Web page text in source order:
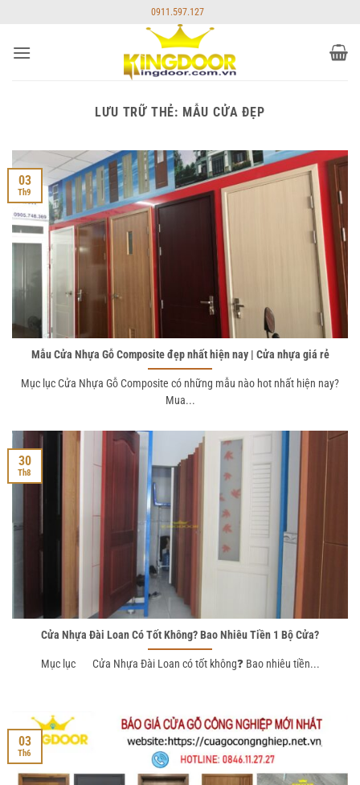
nội
0911.597.127
LƯU TRỮ THẺ: MẪU CỬA ĐẸP
Mẫu Cửa Nhựa Gỗ Composite đẹp nhất hiện nay | Cửa nhựa giá rẻ
Mục lục Cửa Nhựa Gỗ Composite có những mẫu nào hot nhất hiện nay?
Mua...
03
Th9
Cửa Nhựa Đài Loan Có Tốt Không? Bao Nhiêu Tiền 1 Bộ Cửa?
Mục lục Cửa Nhựa Đài Loan có tốt không❓ Bao nhiêu tiền...
30
Th8
03
Th6